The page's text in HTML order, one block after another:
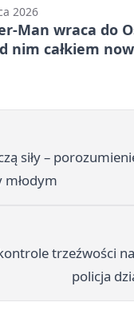
2026
Man wraca do
nim całkiem
siły –
trzeźwości
policja